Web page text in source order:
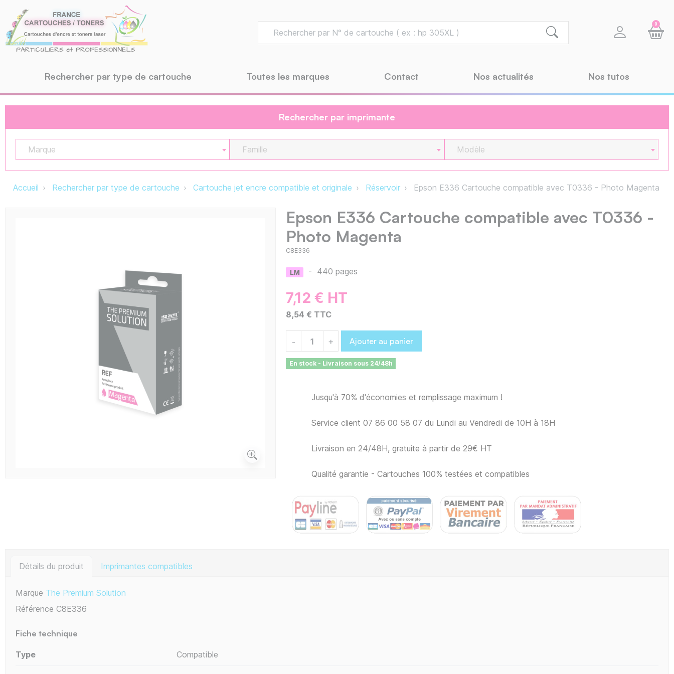
0
Rechercher par type de cartouche Toutes les marques Contact Nos actualités Nos tutos
Rechercher par imprimante
Marque Famille Modèle
Accueil Rechercher par type de cartouche Cartouche jet encre compatible et originale Réservoir Epson E336 Cartouche compatible avec T0336 - Photo Magenta
Epson E336 Cartouche compatible avec T0336 -
Photo Magenta
C8E336
- 440 pages
7,12 € HT
8,54 € TTC
- + Ajouter au panier
En stock - Livraison sous 24/48h
Jusqu'à 70% d'économies et remplissage maximum !
Service client 07 86 00 58 07 du Lundi au Vendredi de 10H à 18H
Livraison en 24/48H, gratuite à partir de 29€ HT
Qualité garantie - Cartouches 100% testées et compatibles
Détails du produit Imprimantes compatibles
Marque The Premium Solution
Référence C8E336
Fiche technique
Type Compatible